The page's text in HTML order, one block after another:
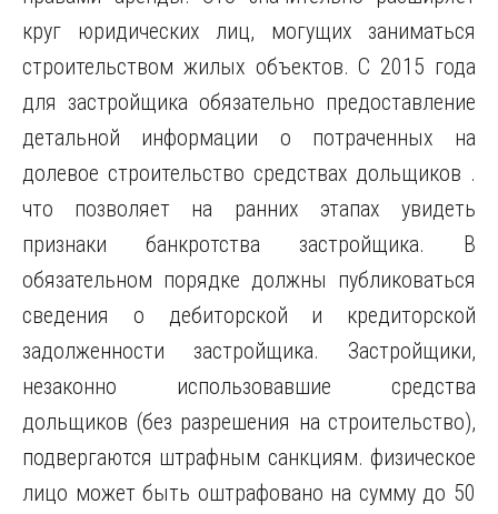
круг юридических лиц, могущих заниматься
строительством жилых объектов. С 2015 года
для застройщика обязательно предоставление
детальной информации о потраченных на
долевое строительство средствах дольщиков .
что позволяет на ранних этапах увидеть
признаки банкротства застройщика. В
обязательном порядке должны публиковаться
сведения о дебиторской и кредиторской
задолженности застройщика. Застройщики,
незаконно использовавшие средства
дольщиков (без разрешения на строительство),
подвергаются штрафным санкциям. физическое
лицо может быть оштрафовано на сумму до 50